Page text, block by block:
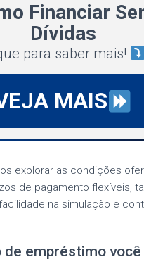
Financiar
Dívidas
para saber mais!
MAIS
explorar as condições
de pagamento flexíveis,
na simulação e
de empréstimo